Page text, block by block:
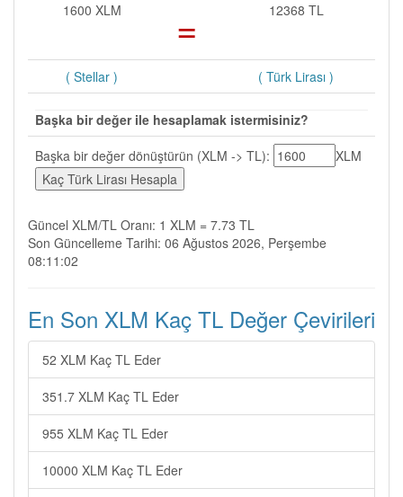
1600 XLM
= 12368 TL
( Stellar ) ( Türk Lirası )
Başka bir değer ile hesaplamak istermisiniz?
Başka bir değer dönüştürün (XLM -> TL):
XLM
Güncel XLM/TL Oranı: 1 XLM = 7.73 TL
Son Güncelleme Tarihi: 06 Ağustos 2026, Perşembe
08:11:02
En Son XLM Kaç TL Değer Çevirileri
52 XLM Kaç TL Eder
351.7 XLM Kaç TL Eder
955 XLM Kaç TL Eder
10000 XLM Kaç TL Eder